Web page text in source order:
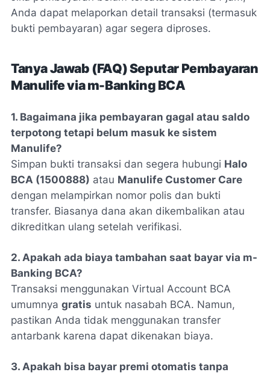
Anda dapat melaporkan detail transaksi (termasuk
bukti pembayaran) agar segera diproses.
Tanya Jawab (FAQ) Seputar Pembayaran
Manulife via m-Banking BCA
1. Bagaimana jika pembayaran gagal atau saldo
terpotong tetapi belum masuk ke sistem
Manulife?
Simpan bukti transaksi dan segera hubungi Halo
BCA (1500888) atau Manulife Customer Care
dengan melampirkan nomor polis dan bukti
transfer. Biasanya dana akan dikembalikan atau
dikreditkan ulang setelah verifikasi.
2. Apakah ada biaya tambahan saat bayar via m-
Banking BCA?
Transaksi menggunakan Virtual Account BCA
umumnya gratis untuk nasabah BCA. Namun,
pastikan Anda tidak menggunakan transfer
antarbank karena dapat dikenakan biaya.
3. Apakah bisa bayar premi otomatis tanpa